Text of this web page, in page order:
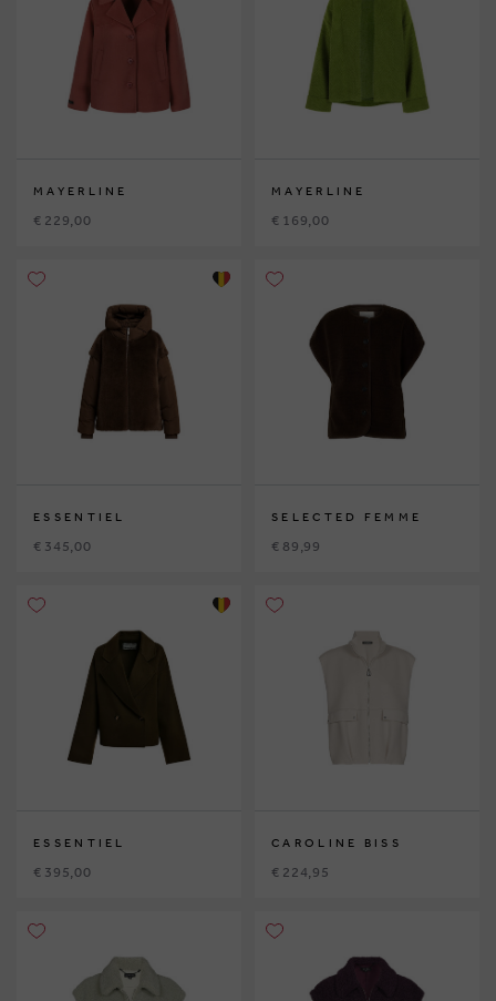
MAYERLINE
€ 229,00
MAYERLINE
€ 169,00
ESSENTIEL
€ 345,00
SELECTED FEMME
€ 89,99
ESSENTIEL
€ 395,00
CAROLINE BISS
€ 224,95